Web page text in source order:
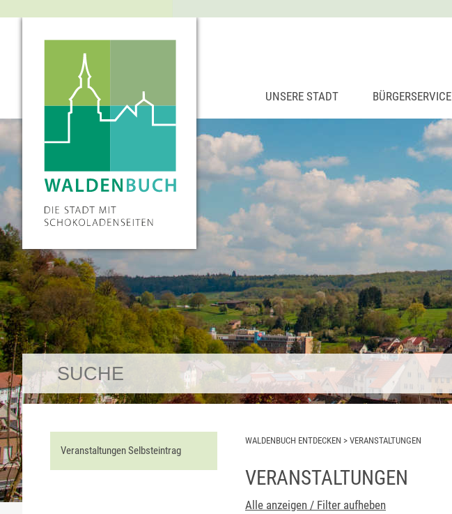
UNSERE STADT BÜRGERSERVICE
Veranstaltungen Selbsteintrag
WALDENBUCH ENTDECKEN > VERANSTALTUNGEN
VERANSTALTUNGEN
Alle anzeigen / Filter aufheben